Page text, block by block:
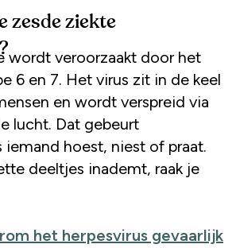
zesde ziekte
wordt veroorzaakt door het
6 en 7. Het virus zit in de keel
en wordt verspreid via
lucht. Dat gebeurt
iemand hoest, niest of praat.
deeltjes inademt, raak je
het herpesvirus gevaarlijk